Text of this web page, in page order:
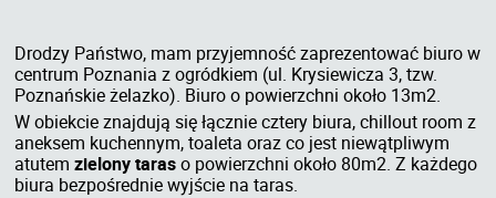
Drodzy Państwo, mam przyjemność zaprezentować biuro w
centrum Poznania z ogródkiem (ul. Krysiewicza 3, tzw.
Poznańskie żelazko). Biuro o powierzchni około 13m2.
W obiekcie znajdują się łącznie cztery biura, chillout room z
aneksem kuchennym, toaleta oraz co jest niewątpliwym
atutemzielony taraso powierzchni około 80m2. Z każdego
biura bezpośrednie wyjście na taras.